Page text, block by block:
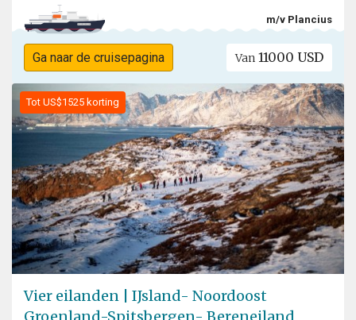
m/v Plancius
Ga naar de cruisepagina Van 11000 USD
Tot US$1525 korting
Vier eilanden | IJsland- Noordoost